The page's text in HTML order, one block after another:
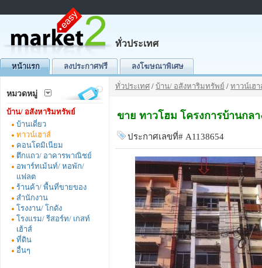
ทั่วประเทศ
หน้าแรก ลงประกาศฟรี ลงโฆษณาพิเศษ
หมวดหมู่
บ้าน/ อสังหาริมทรัพย์
บ้านเดี่ยว
ทาวน์เฮาส์
คอนโดมิเนียม
ตึกแถว/ อาคารพาณิชย์
อพาร์ทเม้นท์/ หอพัก/
แฟลต
ร้านค้า/ พื้นที่ขายของ
สำนักงาน
โรงงาน/ โกดัง
โรงแรม/ รีสอร์ท/ เกสท์
เฮ้าส์
ที่ดิน
อื่นๆ
ทั่วประเทศ / บ้าน/ อสังหาริมทรัพย์ / ทาวน์เฮา
ขาย ทาวโฮม โครงการบ้านกล
ประกาศเลขที่# A1138654